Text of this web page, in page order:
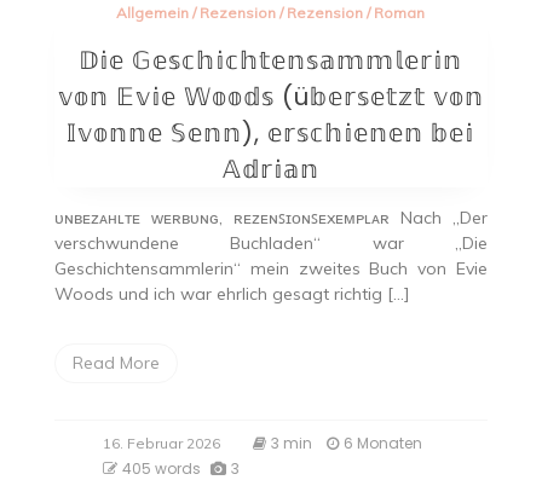
Allgemein / Rezension / Rezension / Roman
𝔻𝕚𝕖 𝔾𝕖𝕤𝕔𝕙𝕚𝕔𝕙𝕥𝕖𝕟𝕤𝕒𝕞𝕞𝕝𝕖𝕣𝕚𝕟
𝕧𝕠𝕟 𝔼𝕧𝕚𝕖 𝕎𝕠𝕠𝕕𝕤 (ü𝕓𝕖𝕣𝕤𝕖𝕥𝕫𝕥 𝕧𝕠𝕟
𝕀𝕧𝕠𝕟𝕟𝕖 𝕊𝕖𝕟𝕟), 𝕖𝕣𝕤𝕔𝕙𝕚𝕖𝕟𝕖𝕟 𝕓𝕖𝕚
𝔸𝕕𝕣𝕚𝕒𝕟
ᴜɴʙᴇᴢᴀʜʟᴛᴇ ᴡᴇʀʙᴜɴɢ, ʀᴇᴢᴇɴꜱɪᴏɴꜱᴇxᴇᴍᴘʟᴀʀ Nach „Der
verschwundene Buchladen“ war „Die
Geschichtensammlerin“ mein zweites Buch von Evie
Woods und ich war ehrlich gesagt richtig […]
Read More
16. Februar 2026 3 min
6 Monaten
405 words
3